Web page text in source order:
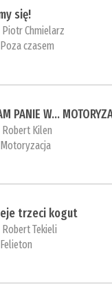
się!
Piotr Chmielarz
Poza czasem
PANIE W…
Robert Kilen
Motoryzacja
trzeci kogut
Robert Tekieli
Felieton